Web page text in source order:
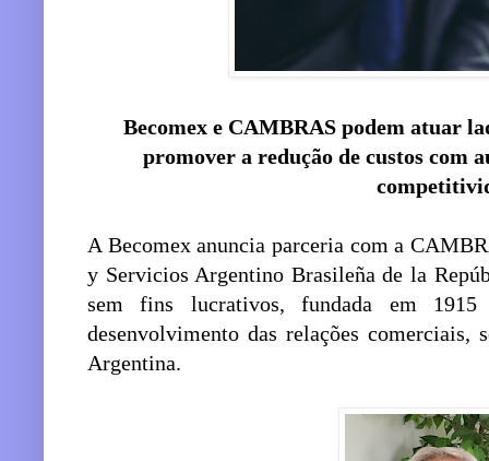
Becomex e CAMBRAS podem atuar
promover a redução de custos com
A Becomex anuncia parceria com a
y Servicios Argentino Brasileña de la
sem fins lucrativos, fundada em
desenvolvimento das relações
Argentina.